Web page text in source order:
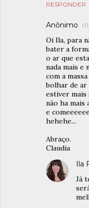
RESPONDER
Anônimo
Oi Ila, para
bater a
o ar que
nada mais e
com a
bolhar de ar
estiver mais
não ha mais
e
hehehe...
Abraço.
Claudia
Ila
Já